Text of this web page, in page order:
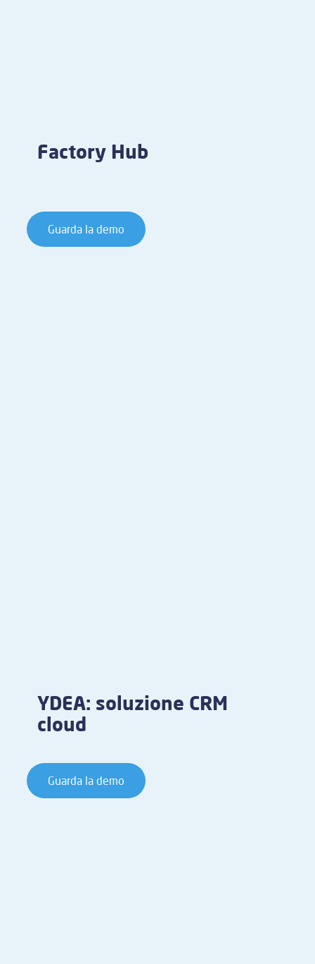
Factory Hub
Guarda la demo
YDEA: soluzione CRM
cloud
Guarda la demo